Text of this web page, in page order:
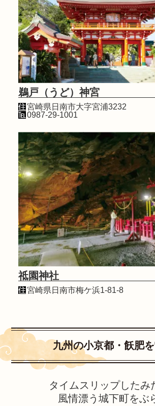
鵜戸（うど）神宮
宮崎県日南市大字宮浦3232
0987-29-1001
祗園神社
宮崎県日南市梅ケ浜1-81-8
九州の小京都・飫肥
タイムスリップしたみ
風情漂う城下町をぶ